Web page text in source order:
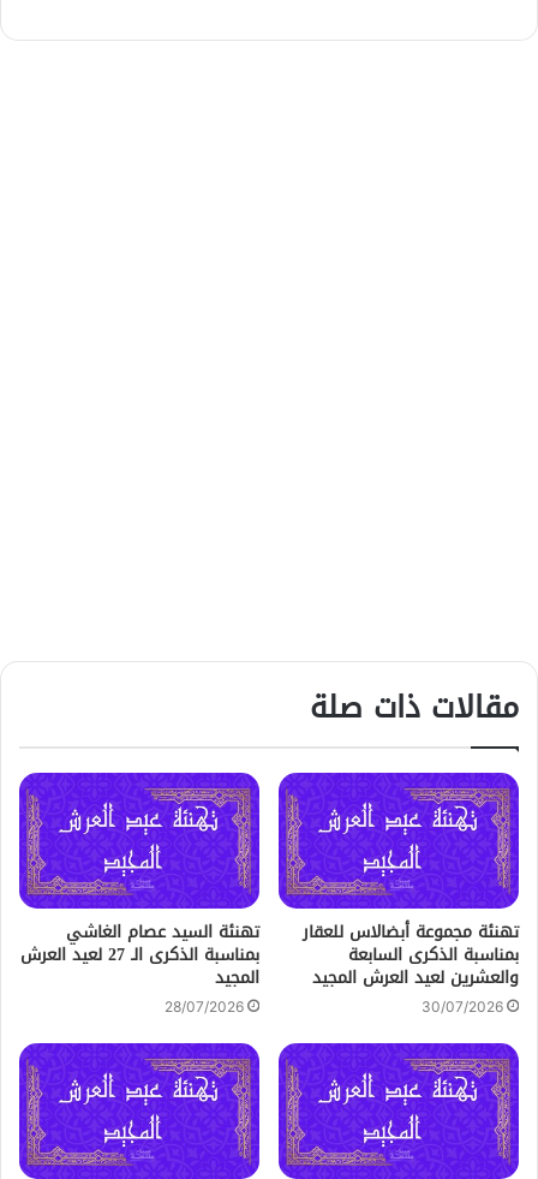
مقالات ذات صلة
تهنئة مجموعة أبضالاس للعقار
بمناسبة الذكرى السابعة
والعشرين لعيد العرش المجيد
30/07/2026
تهنئة السيد عصام الغاشي
بمناسبة الذكرى الـ 27 لعيد العرش
المجيد
28/07/2026